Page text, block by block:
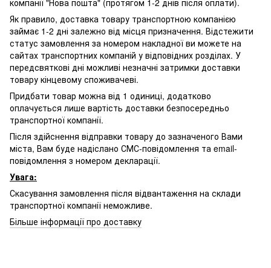
Як правило, доставка товару транспортною компанією
займає 1-2 дні залежно від місця призначення. Відстежити
статус замовлення за номером накладної ви можете на
сайтах транспортних компаній у відповідних розділах. У
передсвяткові дні можливі незначні затримки доставки
товару кінцевому споживачеві.
Придбати товар можна від 1 одиниці, додатково
оплачується лише вартість доставки безпосередньо
транспортної компанії.
Після здійснення відправки товару до зазначеного Вами
міста, Вам буде надіслано СМС-повідомлення та email-
повідомлення з номером декларації.
Увага:
Скасування замовлення після відвантаження на склади
транспортної компанії неможливе.
Більше інформації про доставку